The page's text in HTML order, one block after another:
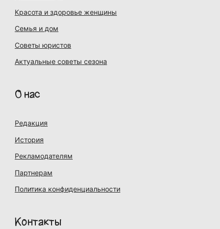
Красота и здоровье женщины
Семья и дом
Советы юристов
Актуальные советы сезона
О нас
Редакция
История
Рекламодателям
Партнерам
Политика конфиденциальности
Контакты